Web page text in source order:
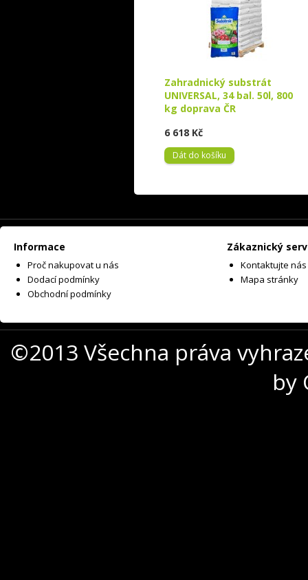
Zahradnický substrát
UNIVERSAL, 34 bal. 50l, 800
kg doprava ČR
6 618 Kč
Dát do košíku
Informace
Proč nakupovat u nás
Dodací podmínky
Obchodní podmínky
Zákaznický
Kontaktujte nás
Mapa stránky
©2013 Všechna práva
by